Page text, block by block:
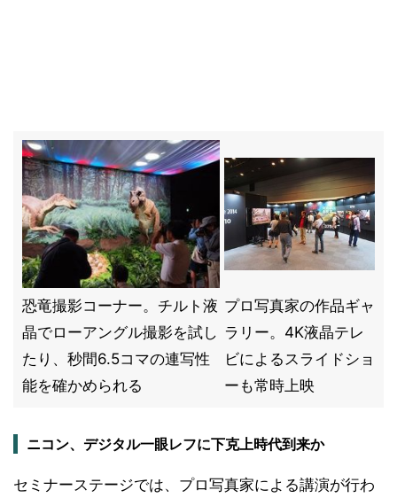
恐竜撮影コーナー。チルト液
晶でローアングル撮影を試し
たり、秒間6.5コマの連写性
能を確かめられる
プロ写真家の作品ギャ
ラリー。4K液晶テレ
ビによるスライドショ
ーも常時上映
ニコン、デジタル一眼レフに下克上時代到来か
セミナーステージでは、プロ写真家による講演が行わ